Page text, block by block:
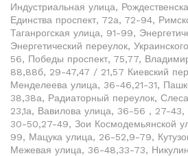
Индустриальная улица,
Единства проспект, 72а, 72-94,
Таганрогская улица, 91-99,
Энергетический переулок,
56, Победы проспект, 75,77,
88,88б, 29-47,47 / 21,57 Киевский
Менделеева улица, 36-46,21-31,
38,38а, Радиаторный переулок,
23,1а, Вавилова улица, 36-56 , 27-43,
30-50,27-49, Зои Космодемьянской
99, Мацука улица, 26-52,9-79,
Межевая улица, 36-48,33-73,